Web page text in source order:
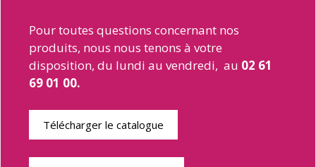
Pour toutes questions concernant nos
produits, nous nous tenons à votre
disposition, du lundi au vendredi, au 02 61
69 01 00.
Télécharger le catalogue